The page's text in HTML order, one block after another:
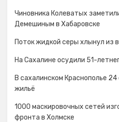
Чиновника Колеватых
Демешиным в Хабаровске
Поток жидкой серы хлынул из
На Сахалине осудили 51-
В сахалинском Краснополье
жильё
1000 маскировочных сетей
фронта в Холмске